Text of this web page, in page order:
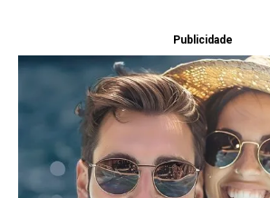
Publicidade